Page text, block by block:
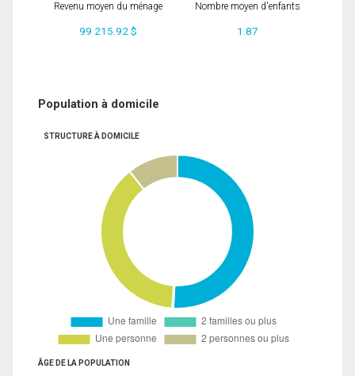
Revenu moyen du ménage
99 215.92 $
Nombre moyen d'enfants
1.87
Population à domicile
STRUCTURE À DOMICILE
ÂGE DE LA POPULATION